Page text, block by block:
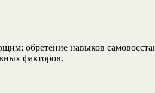
обретение навыков
факторов.